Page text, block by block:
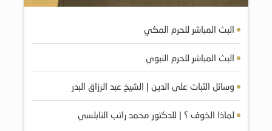
البث المباشر للحرم المكي
البث المباشر للحرم النبوي
وسائل الثبات على الدين | الشيخ عبد الرزاق البدر
لماذا الخوف ؟ | للدكتور محمد راتب النابلسي